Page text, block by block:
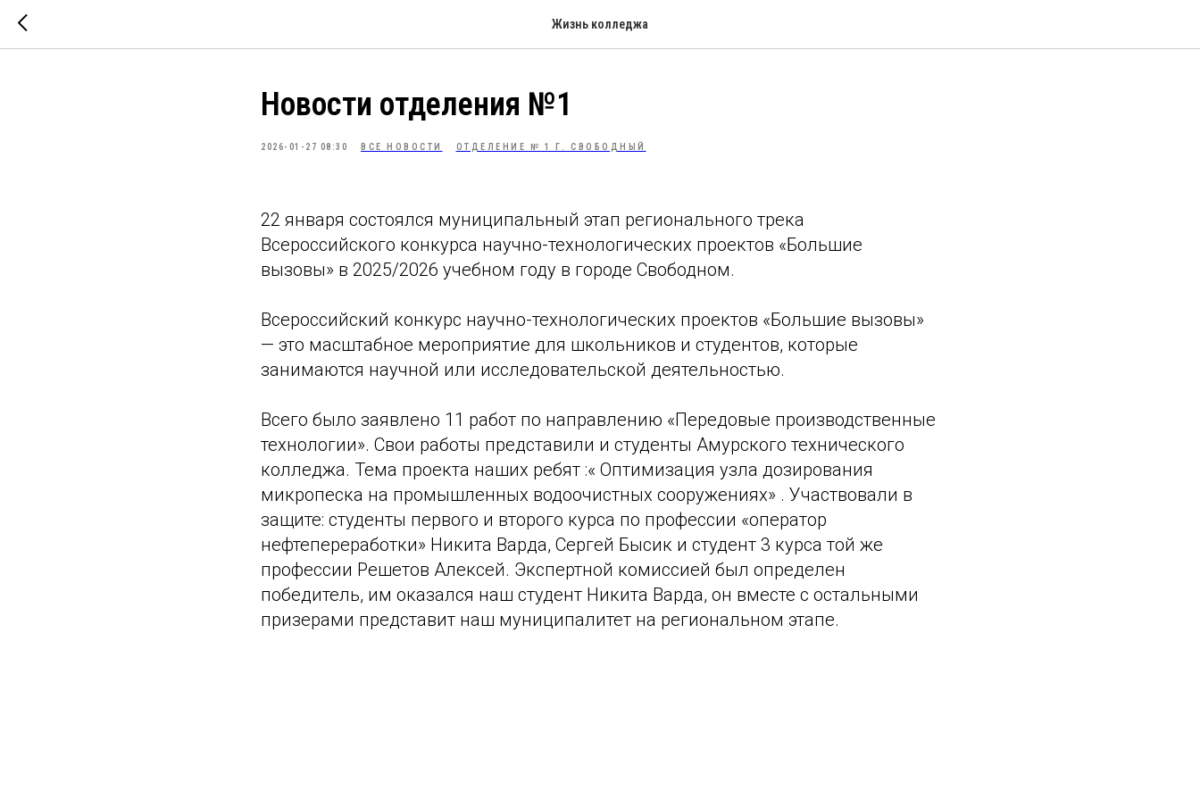
Жизнь колледжа
Новости отделения №1
2026-01-27 08:30 ВСЕ НОВОСТИ ОТДЕЛЕНИЕ № 1 Г. СВОБОДНЫЙ
22 января состоялся муниципальный этап регионального трека
Всероссийского конкурса научно-технологических проектов «Большие
вызовы» в 2025/2026 учебном году в городе Свободном.
Всероссийский конкурс научно-технологических проектов «Большие вызовы»
— это масштабное мероприятие для школьников и студентов, которые
занимаются научной или исследовательской деятельностью.
Всего было заявлено 11 работ по направлению «Передовые производственные
технологии». Свои работы представили и студенты Амурского технического
колледжа. Тема проекта наших ребят :« Оптимизация узла дозирования
микропеска на промышленных водоочистных сооружениях» . Участвовали в
защите: студенты первого и второго курса по профессии «оператор
нефтепереработки» Никита Варда, Сергей Бысик и студент 3 курса той же
профессии Решетов Алексей. Экспертной комиссией был определен
победитель, им оказался наш студент Никита Варда, он вместе с остальными
призерами представит наш муниципалитет на региональном этапе.